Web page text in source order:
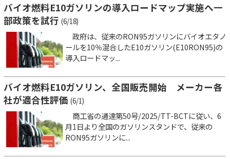
バイオ燃料E10ガソリンの導入ロードマップ実施へ一
部政策を試行 (6/18)
政府は、従来のRON95ガソリンにバイオエタノ
ールを10％混合したE10ガソリン(E10RON95)の
導入ロードマッ...
バイオ燃料E10ガソリン、全国販売開始 メーカー各
社が適合性評価 (6/1)
商工省の通達第50号/2025/TT-BCTに従い、6
月1日より全国のガソリンスタンドで、従来の
RON95ガソリンに...